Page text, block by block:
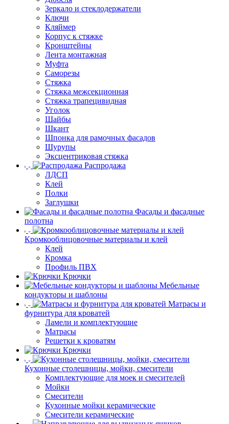
Зеркало и стеклодержатели
Ключи
Кляймер
Корпус к стяжке
Кронштейны
Лента монтажная
Муфта
Саморезы
Стяжка
Стяжка межсекционная
Стяжка трапецивидная
Уголок
Шайбы
Шкант
Шпонка для рамочных фасадов
Шурупы
Эксцентриковая стяжка
Распродажа
ЛДСП
Клей
Полки
Заглушки
Фасады и фасадные
полотна
Кромкооблицовочные материалы и клей
Клей
Кромка
Профиль ПВХ
Крючки
Мебельные
кондукторы и шаблоны
Матрасы и
фурнитура для кроватей
Ламели и комплектующие
Матрасы
Решетки к кроватям
Крючки
Кухонные столешницы, мойки, смесители
Комплектующие для моек и смесителей
Мойки
Смесители
Кухонные мойки керамические
Смесители керамические